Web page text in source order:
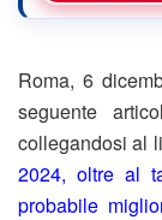
Roma, 6
seguente
collegandosi al
2024, oltre al
probabile